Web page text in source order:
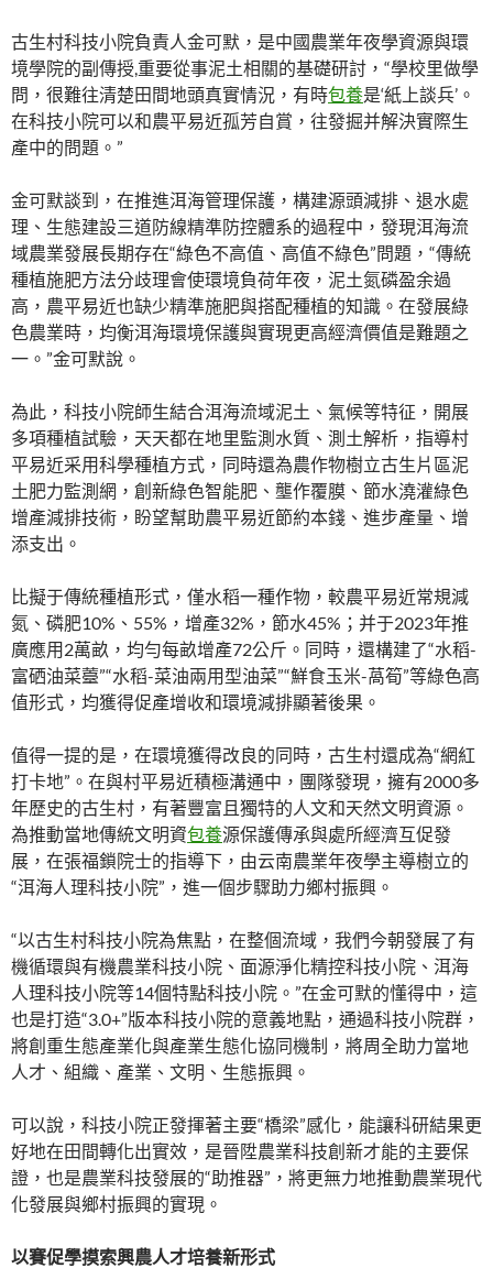
古生村科技小院負責人金可默，是中國農業年夜學資源與環
境學院的副傳授,重要從事泥土相關的基礎研討，“學校里做學
問，很難往清楚田間地頭真實情況，有時包養是‘紙上談兵’。
在科技小院可以和農平易近孤芳自賞，往發掘并解決實際生
產中的問題。”
金可默談到，在推進洱海管理保護，構建源頭減排、退水處
理、生態建設三道防線精準防控體系的過程中，發現洱海流
域農業發展長期存在“綠色不高值、高值不綠色”問題，“傳統
種植施肥方法分歧理會使環境負荷年夜，泥土氮磷盈余過
高，農平易近也缺少精準施肥與搭配種植的知識。在發展綠
色農業時，均衡洱海環境保護與實現更高經濟價值是難題之
一。”金可默說。
為此，科技小院師生結合洱海流域泥土、氣候等特征，開展
多項種植試驗，天天都在地里監測水質、測土解析，指導村
平易近采用科學種植方式，同時還為農作物樹立古生片區泥
土肥力監測網，創新綠色智能肥、壟作覆膜、節水澆灌綠色
增產減排技術，盼望幫助農平易近節約本錢、進步產量、增
添支出。
比擬于傳統種植形式，僅水稻一種作物，較農平易近常規減
氮、磷肥10%、55%，增產32%，節水45%；并于2023年推
廣應用2萬畝，均勻每畝增產72公斤。同時，還構建了“水稻-
富硒油菜薹”“水稻-菜油兩用型油菜”“鮮食玉米-萵筍”等綠色高
值形式，均獲得促產增收和環境減排顯著後果。
值得一提的是，在環境獲得改良的同時，古生村還成為“網紅
打卡地”。在與村平易近積極溝通中，團隊發現，擁有2000多
年歷史的古生村，有著豐富且獨特的人文和天然文明資源。
為推動當地傳統文明資包養源保護傳承與處所經濟互促發
展，在張福鎖院士的指導下，由云南農業年夜學主導樹立的
“洱海人理科技小院”，進一個步驟助力鄉村振興。
“以古生村科技小院為焦點，在整個流域，我們今朝發展了有
機循環與有機農業科技小院、面源淨化精控科技小院、洱海
人理科技小院等14個特點科技小院。”在金可默的懂得中，這
也是打造“3.0+”版本科技小院的意義地點，通過科技小院群，
將創重生態產業化與產業生態化協同機制，將周全助力當地
人才、組織、產業、文明、生態振興。
可以說，科技小院正發揮著主要“橋梁”感化，能讓科研結果更
好地在田間轉化出實效，是晉陞農業科技創新才能的主要保
證，也是農業科技發展的“助推器”，將更無力地推動農業現代
化發展與鄉村振興的實現。
以賽促學摸索興農人才培養新形式